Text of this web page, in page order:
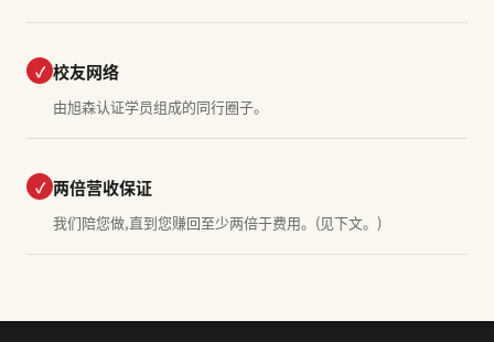
✓ 校友网络
由旭森认证学员组成的同行圈子。
✓ 两倍营收保证
我们陪您做,直到您赚回至少两倍于费用。(见下文。)